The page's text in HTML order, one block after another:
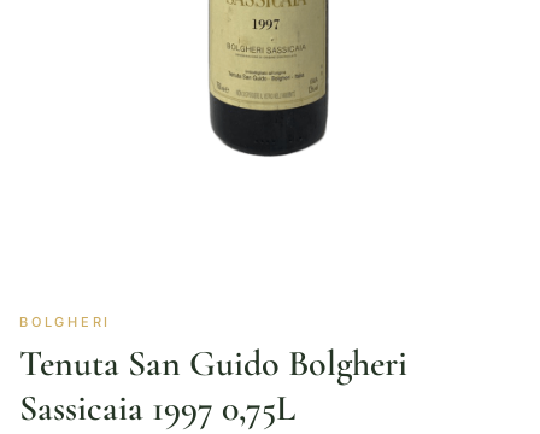
BOLGHERI
Tenuta San Guido Bolgheri
Sassicaia 1997 0,75L